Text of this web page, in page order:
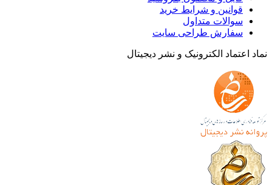
قوانین و شرایط خرید
سوالات متداول
سفارش طراحی سایت
اعتماد الکترونیک و نشر دیجیتال